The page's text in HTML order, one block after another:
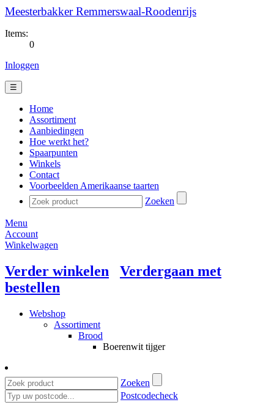
Meesterbakker Remmerswaal-Roodenrijs
Items:
0
Inloggen
☰
Home
Assortiment
Aanbiedingen
Hoe werkt het?
Spaarpunten
Winkels
Contact
Voorbeelden Amerikaanse taarten
Zoeken
Menu
Account
Winkelwagen
Verder winkelen
Verdergaan met
bestellen
Webshop
Assortiment
Brood
Boerenwit tijger
Zoeken
Postcodecheck